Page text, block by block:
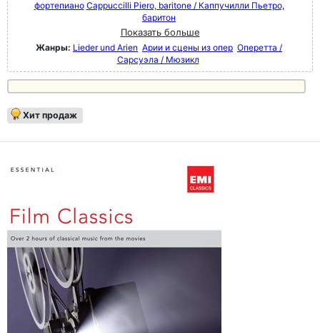
фортепиано Cappuccilli Piero, baritone / Каппучилли Пьетро,
баритон
Показать больше
Жанры: Lieder und Arien Арии и сцены из опер Оперетта /
Сарсуэла / Мюзикл
Хит продаж